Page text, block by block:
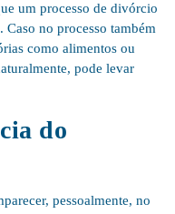
um processo de divórcio
Caso no processo também
como alimentos ou
pode levar
do
pessoalmente, no